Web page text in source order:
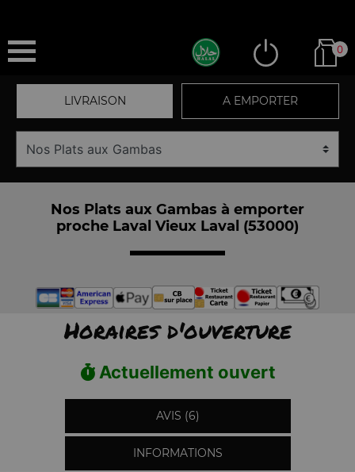
0
LIVRAISON A EMPORTER
Nos Plats aux Gambas à emporter
proche Laval Vieux Laval (53000)
Horaires d'ouverture
Actuellement ouvert
AVIS (6)
INFORMATIONS